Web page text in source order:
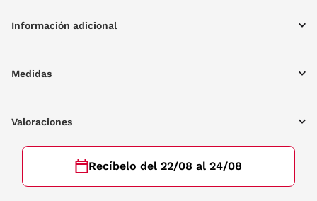
Información adicional
Medidas
Valoraciones
Recíbelo del 22/08 al 24/08